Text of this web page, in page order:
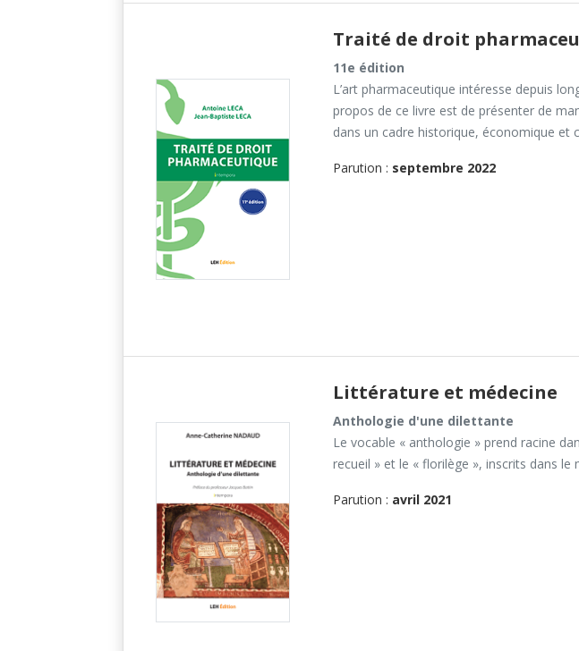
Traité de droit
11e édition
L’art pharmaceutique intéresse depuis
propos de ce livre est de présenter de
dans un cadre historique, économique et
Parution : septembre 2022
Littérature et médecine
Anthologie d'une dilettante
Le vocable « anthologie » prend racine
recueil » et le « florilège », inscrits dans
Parution : avril 2021